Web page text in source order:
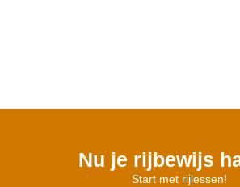
Nu je rijbewijs
Start met rijlessen!